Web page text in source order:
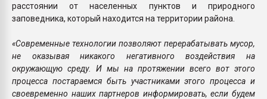
расстоянии от населенных пунктов и природного
заповедника, который находится на территории района.
«Современные технологии позволяют перерабатывать мусор,
не оказывая никакого негативного воздействия на
окружающую среду. И мы на протяжении всего вот этого
процесса постараемся быть участниками этого процесса и
своевременно наших партнеров информировать, если будем